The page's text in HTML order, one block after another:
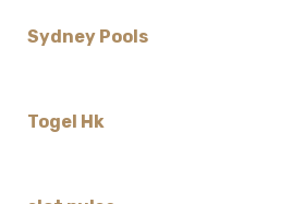
Sydney Pools
Togel Hk